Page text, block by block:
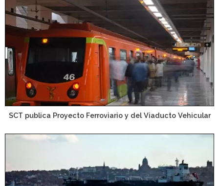
SCT publica Proyecto Ferroviario y del Viaducto Vehicular